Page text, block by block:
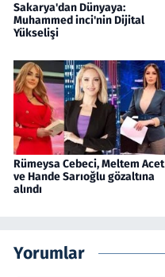
Sakarya'dan Dünyaya:
Muhammed inci'nin Dijital
Yükselişi
Rümeysa Cebeci, Meltem Acet
ve Hande Sarıoğlu gözaltına
alındı
Yorumlar